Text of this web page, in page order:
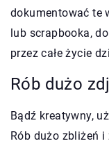
dokumentować te
lub scrapbooka,
przez całe życie
Rób dużo
Bądź kreatywny,
Rób dużo zbliżeń